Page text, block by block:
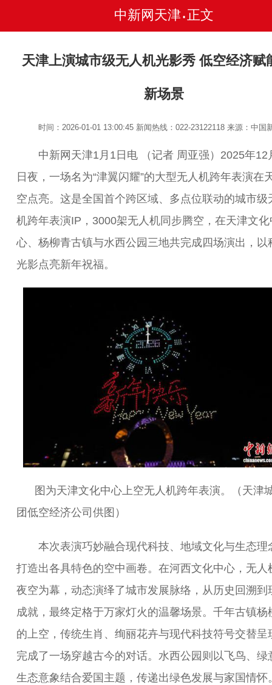
中新网天津 • 正文
天津上演城市级无人机光影秀 低空经济赋
新场景
时间：2026-01-01 13:00:45 新闻热线：022-23122118来源：中国
中新网天津1月1日电 （记者 周亚强）2025年12
日夜，一场名为“津翼闪耀”的大型无人机跨年表演在
空点亮。这是全国首个跨区域、多点位联动的城市级
机跨年表演IP，3000架无人机同步腾空，在天津文化
心、杨柳青古镇与水西公园三地共完成四场演出，以
光影点亮新年祝福。
图为天津文化中心上空无人机跨年表演。（天津
团低空经济公司供图）
本次表演巧妙融合现代科技、地域文化与生态理
打造出各具特色的空中画卷。在河西文化中心，无人
夜空为幕，动态演绎了城市发展脉络，从历史回溯到
成就，最终定格于万家灯火的温馨场景。千年古镇杨
的上空，传统生肖、绚丽花卉与现代科技符号交替呈
完成了一场穿越古今的对话。水西公园则以飞鸟、绿
生态意象结合爱国主题，传递出绿色发展与家国情怀